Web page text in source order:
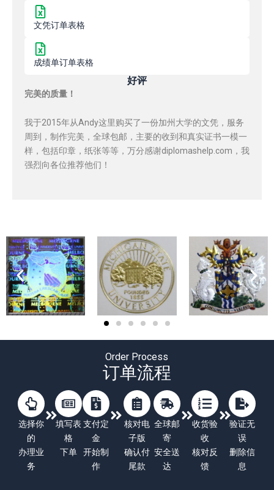
文凭订单表格
成绩单订单表格
好评
完美的质量！
我于2015年从Andy这里购买了一份加州大学的文凭，服务
周到，制作完美，全球包邮，主要的收到和真实证书一模一
样，包括印章，纸张等等，万分感谢diplomashelp.com，我
强烈向各位推荐他们！
Order Process
订单流程
选择你
的
办理业
务
填写表
格
下单
支付定
金
开始制
作
核对电
子版
确认付
尾款
全球邮
寄
安全送
达
收货验
收
核对反
馈
验证无
误
删除信
息